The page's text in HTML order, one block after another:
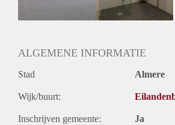
ALGEMENE INFORMATIE
Stad Almere
Wijk/buurt:
Inschrijven gemeente: Ja